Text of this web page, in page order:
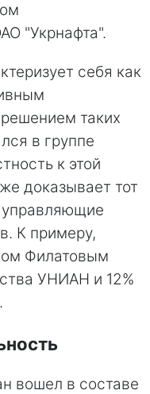
"Укрнафта".
себя как
таких
в группе
к этой
доказывает тот
управляющие
К примеру,
Филатовым
УНИАН и 12%
вошел в составе